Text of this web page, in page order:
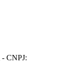
- CNPJ: